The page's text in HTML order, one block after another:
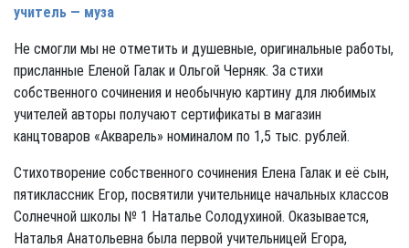
учитель — муза
Не смогли мы не отметить и душевные, оригинальные работы,
присланные Еленой Галак и Ольгой Черняк. За стихи
собственного сочинения и необычную картину для любимых
учителей авторы получают сертификаты в магазин
канцтоваров «Акварель» номиналом по 1,5 тыс. рублей.
Стихотворение собственного сочинения Елена Галак и её сын,
пятиклассник Егор, посвятили учительнице начальных классов
Солнечной школы № 1 Наталье Солодухиной. Оказывается,
Наталья Анатольевна была первой учительницей Егора,